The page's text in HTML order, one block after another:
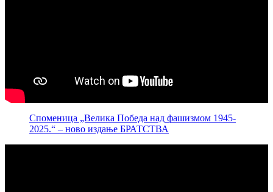
Споменица „Велика Победа над фашизмом 1945-
2025.“ – ново издање БРАТСТВА